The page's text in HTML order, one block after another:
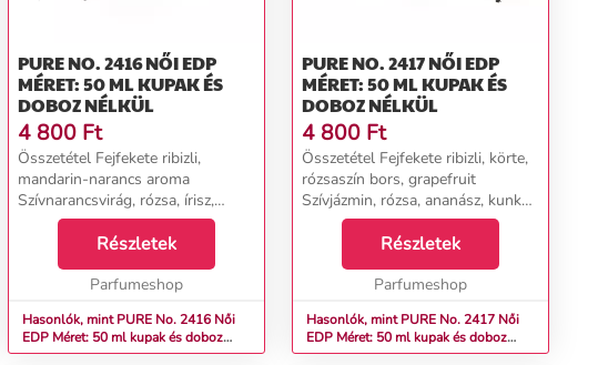
PURE NO. 2416 NŐI EDP
MÉRET: 50 ML KUPAK ÉS
DOBOZ NÉLKÜL
4 800 Ft
Összetétel Fejfekete ribizli,
mandarin-narancs aroma
Szívnarancsvirág, rózsa, írisz,
jázmin, ibolya szirmok,
gyöngyvirág Alapszantálfa,
borostyán, vetiver, vanília...
Részletek
Parfumeshop
Hasonlók, mint PURE No. 2416 Női
EDP Méret: 50 ml kupak és doboz
nélkül
PURE NO. 2417 NŐI EDP
MÉRET: 50 ML KUPAK ÉS
DOBOZ NÉLKÜL
4 800 Ft
Összetétel Fejfekete ribizli, körte,
rózsaszín bors, grapefruit
Szívjázmin, rózsa, ananász, kunkor
Alapcédrus, vanília, ambra,
Részletek
Parfumeshop
Hasonlók, mint PURE No. 2417 Női
EDP Méret: 50 ml kupak és doboz
nélkül